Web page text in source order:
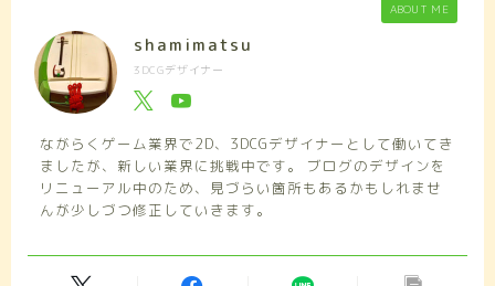
ABOUT ME
shamimatsu
3DCGデザイナー
ながらくゲーム業界で2D、3DCGデザイナーとして働いてき
ましたが、新しい業界に挑戦中です。 ブログのデザインを
リニューアル中のため、見づらい箇所もあるかもしれませ
んが少しづつ修正していきます。